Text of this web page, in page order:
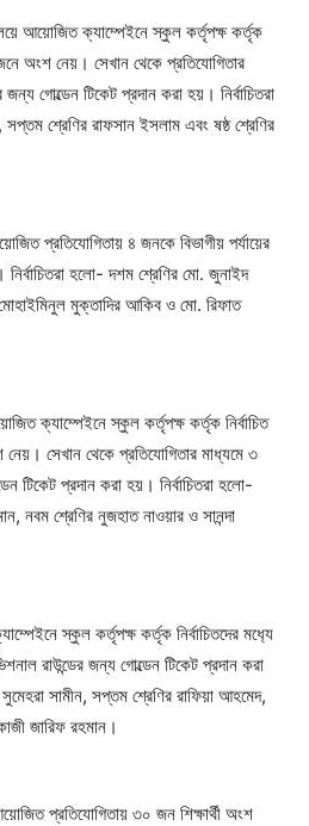
আয়োজিত ক্যাম্পেইনে স্কুল কর্তৃপক্ষ কর্তৃক
অংশ নেয়। সেখান থেকে প্রতিযোগিতার
গোল্ডেন টিকেট প্রদান করা হয়। নির্বাচিতরা
শ্রেণির রাফসান ইসলাম এবং ষষ্ঠ শ্রেণির
প্রতিযোগিতায় ৪ জনকে বিভাগীয় পর্যায়ের
হলো- দশম শ্রেণির মো. জুনাইদ
মুক্তাদির আকিব ও মো. রিফাত
ক্যাম্পেইনে স্কুল কর্তৃপক্ষ কর্তৃক নির্বাচিত
সেখান থেকে প্রতিযোগিতার মাধ্যমে ৩
টিকেট প্রদান করা হয়। নির্বাচিতরা হলো-
নবম শ্রেণির নুজহাত নাওয়ার ও সানন্দা
স্কুল কর্তৃপক্ষ কর্তৃক নির্বাচিতদের মধ‌্যে
রাউন্ডের জন্য গোল্ডেন টিকেট প্রদান করা
সামীন, সপ্তম শ্রেণির রাফিয়া আহমেদ,
জারিফ রহমান।
প্রতিযোগিতায় ৩০ জন শিক্ষার্থী অংশ